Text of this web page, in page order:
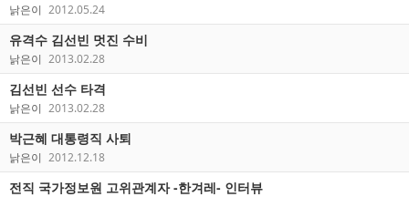
낡은이 2012.05.24
유격수 김선빈 멋진 수비
낡은이 2013.02.28
김선빈 선수 타격
낡은이 2013.02.28
박근혜 대통령직 사퇴
낡은이 2012.12.18
전직 국가정보원 고위관계자 -한겨레- 인터뷰